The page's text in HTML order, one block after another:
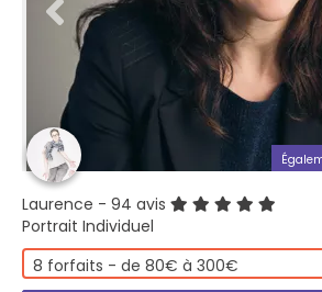
Laurence - 94 avis
Portrait Individuel
8 forfaits - de 80€ à 300€